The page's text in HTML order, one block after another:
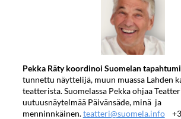
Pekka Räty koordinoi Suomelan
tunnettu näyttelijä, muun muassa Lahden
teatterista. Suomelassa Pekka ohjaa
uutuusnäytelmää Päivänsäde, minä ja
menninnkäinen.teatteri@suomela.info